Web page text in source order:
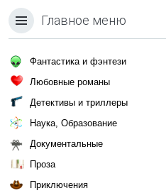
Главное меню
Фантастика и фэнтези
Любовные романы
Детективы и триллеры
Наука, Образование
Документальные
Проза
Приключения